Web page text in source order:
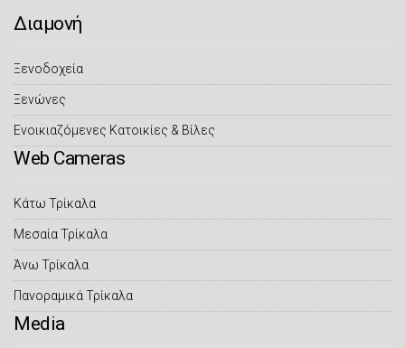
Διαμονή
Ξενοδοχεία
Ξενώνες
Eνοικιαζόμενες Κατοικίες & Βίλες
Web Cameras
Κάτω Τρίκαλα
Μεσαία Τρίκαλα
Άνω Τρίκαλα
Πανοραμικά Τρίκαλα
Μedia